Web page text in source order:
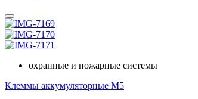
охранные и пожарные системы
Клеммы аккумуляторные М5